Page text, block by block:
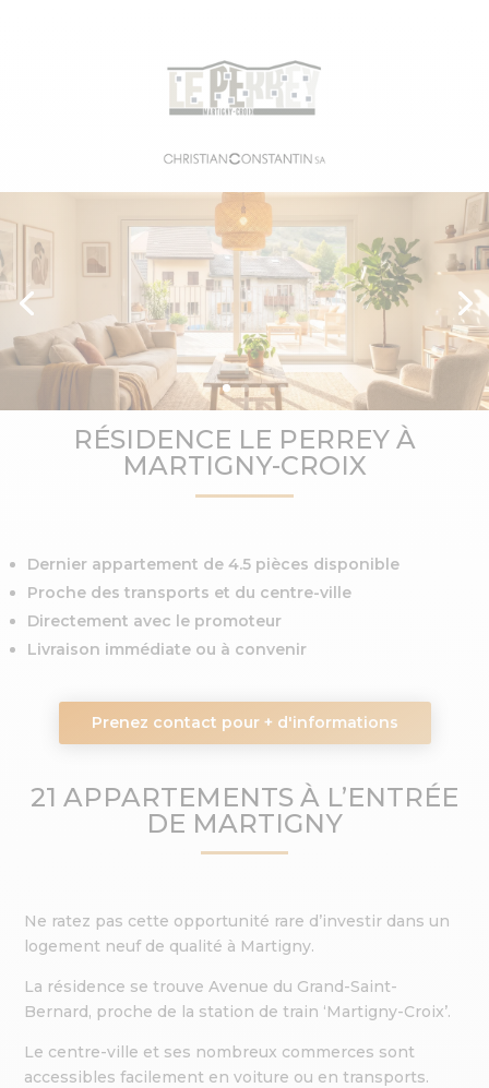
RÉSIDENCE LE PERREY À
MARTIGNY-CROIX
Dernier appartement de 4.5 pièces disponible
Proche des transports et du centre-ville
Directement avec le promoteur
Livraison immédiate ou à convenir
Prenez contact pour + d'informations
21 APPARTEMENTS À L’ENTRÉE
DE MARTIGNY
Ne ratez pas cette opportunité rare d’investir dans un
logement neuf de qualité à Martigny.
La résidence se trouve Avenue du Grand-Saint-
Bernard, proche de la station de train ‘Martigny-Croix’.
Le centre-ville et ses nombreux commerces sont
accessibles facilement en voiture ou en transports.